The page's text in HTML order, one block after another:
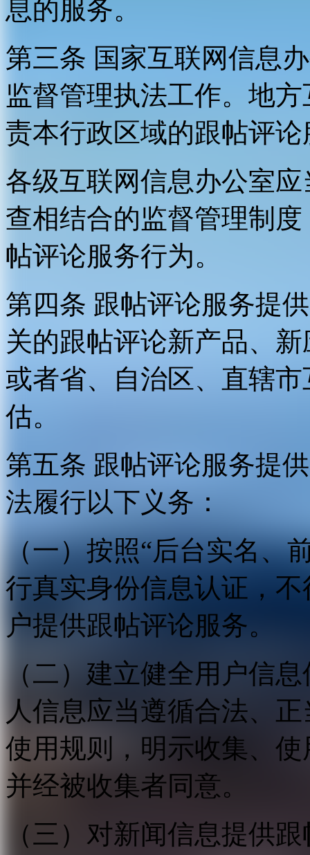
息的服务。
第三条 国家互联网信息
监督管理执法工作。地
责本行政区域的跟帖评
各级互联网信息办公室
查相结合的监督管理制
帖评论服务行为。
第四条 跟帖评论服务提
关的跟帖评论新产品、
或者省、自治区、直辖
估。
第五条 跟帖评论服务提
法履行以下义务：
（一）按照“后台实名、
行真实身份信息认证，
户提供跟帖评论服务。
（二）建立健全用户信
人信息应当遵循合法、
使用规则，明示收集、
并经被收集者同意。
（三）对新闻信息提供